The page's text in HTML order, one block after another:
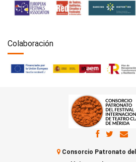
Colaboración
Consorcio Patronato del